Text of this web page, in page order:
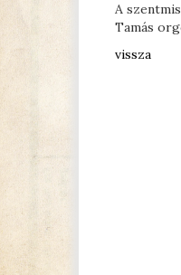
A
Tamás
vissza